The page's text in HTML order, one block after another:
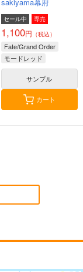
斎藤一
藤丸立香
サンプル
カート
800個入りタコ焼き
Fate/Grand Order
さとりとおりんのほの
ぼの四季絵集
ひてさむし
787円（税込）
さとり×お燐
サンプル
作品詳細
セール中 専売
1,100円 （税込）
Fate/Grand Order
モードレッド
アルトリア・ペンドラゴン〔ランサーオルタ〕
サンプル
カート